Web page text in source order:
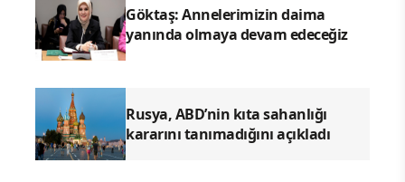
Göktaş: Annelerimizin daima
yanında olmaya devam edeceğiz
Rusya, ABD’nin kıta sahanlığı
kararını tanımadığını açıkladı